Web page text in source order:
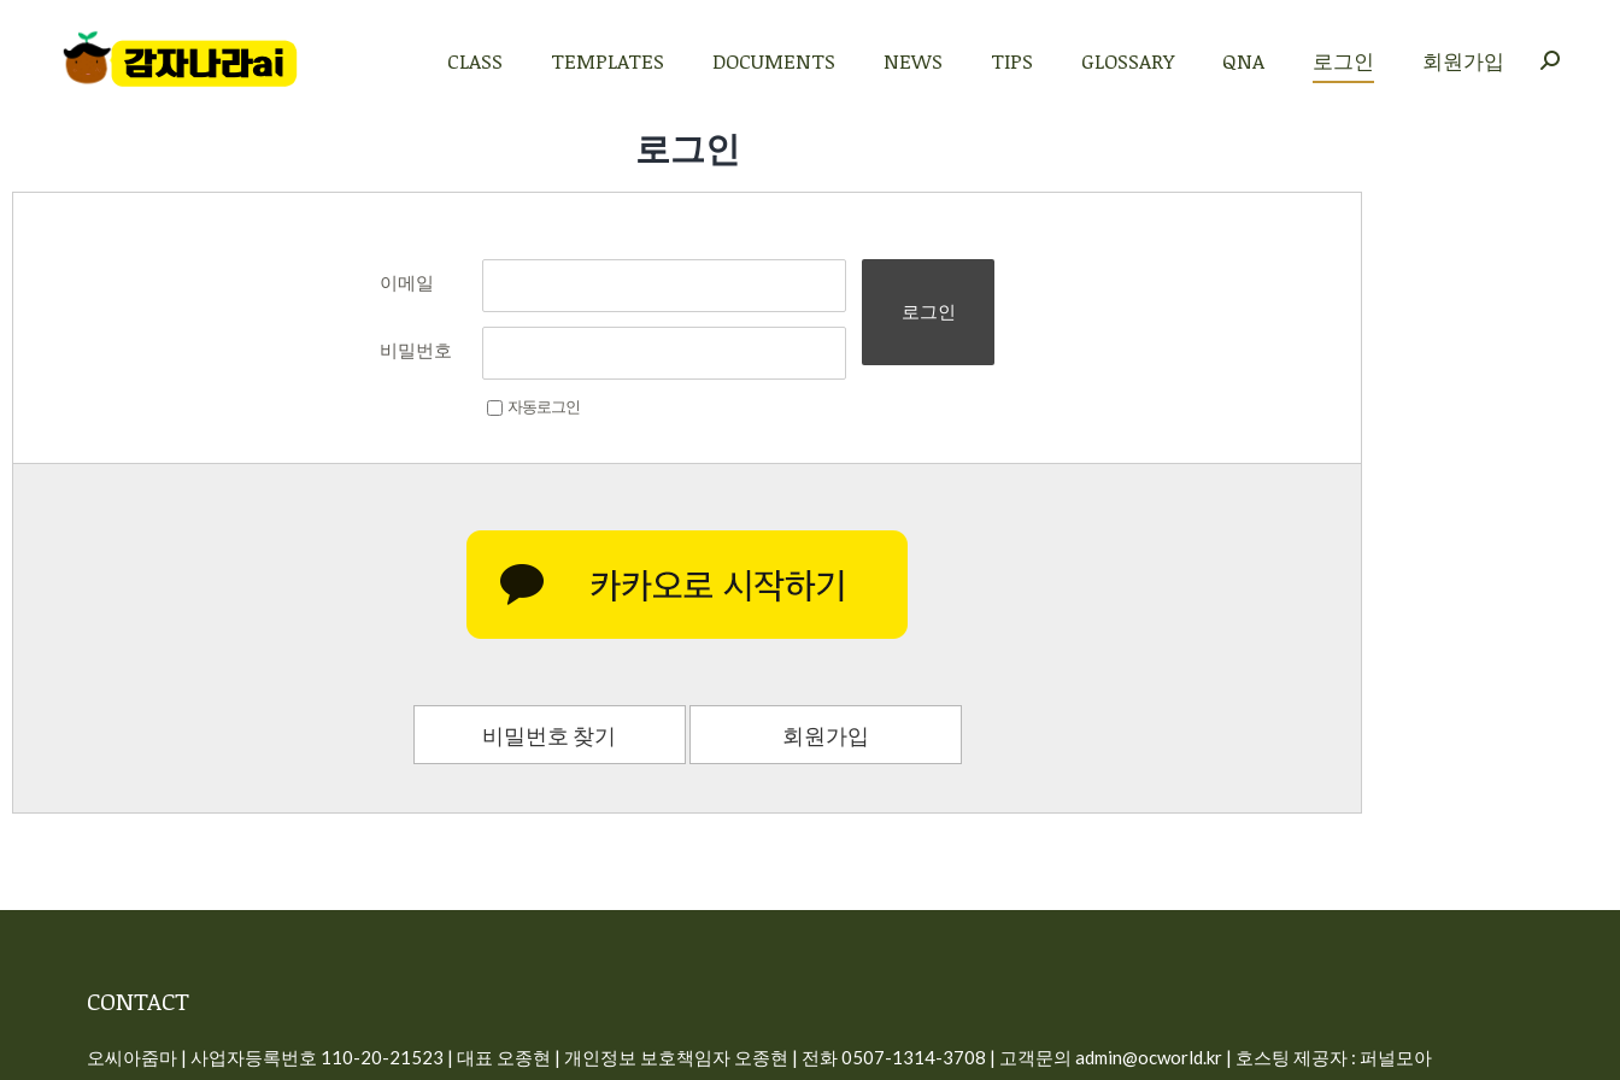
CLASS TEMPLATES DOCUMENTS NEWS TIPS GLOSSARY QNA 로그인 회원가입
로그인
이메일
비밀번호
자동로그인
로그인
비밀번호 찾기 회원가입
CONTACT
오씨아줌마 | 사업자등록번호 110-20-21523 | 대표 오종현 | 개인정보 보호책임자 오종현 | 전화 0507-1314-3708 | 고객문의 admin@ocworld.kr | 호스팅 제공자 : 퍼널모아
로그인 회원가입